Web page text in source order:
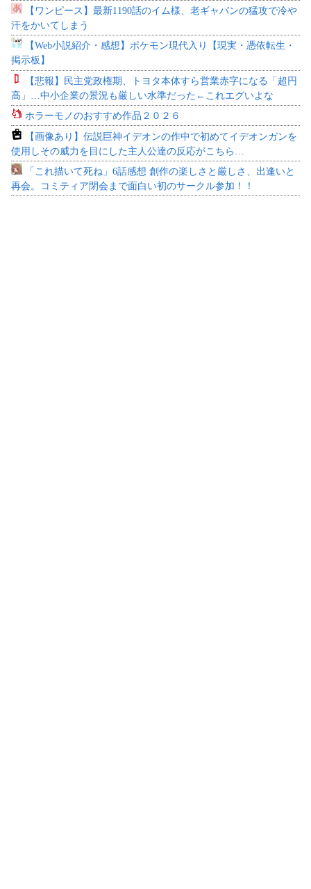
【ワンピース】最新1190話のイム様、老ギャバンの猛攻で冷や
汗をかいてしまう
【Web小説紹介・感想】ポケモン現代入り【現実・憑依転生・
掲示板】
【悲報】民主党政権期、トヨタ本体すら営業赤字になる「超円
高」…中小企業の景況も厳しい水準だった←これエグいよな
ホラーモノのおすすめ作品２０２６
【画像あり】伝説巨神イデオンの作中で初めてイデオンガンを
使用しその威力を目にした主人公達の反応がこちら…
「これ描いて死ね」6話感想 創作の楽しさと厳しさ、出逢いと
再会。コミティア閉会まで面白い初のサークル参加！！